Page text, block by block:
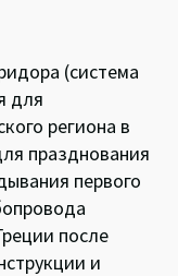
(система
для
региона в
празднования
первого
после
и